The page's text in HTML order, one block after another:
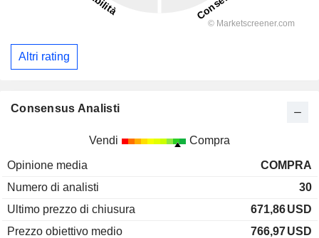
Altri rating
Consensus Analisti
Vendi Compra
Opinione media
COMPRA
Numero di analisti
30
Ultimo prezzo di chiusura
671,86USD
Prezzo obiettivo medio
766,97USD